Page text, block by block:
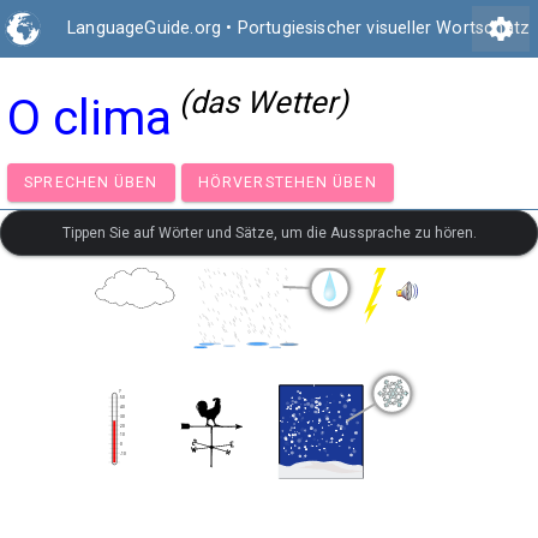
LanguageGuide.org • Portugiesischer visueller Wortschatz
settings
O clima (das Wetter)
SPRECHEN ÜBEN HÖRVERSTEHEN ÜBEN
Tippen Sie auf Wörter und Sätze, um die Aussprache zu hören.